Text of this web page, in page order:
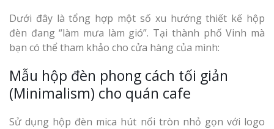
Dưới đây là tổng hợp một số xu hướng thiết kế hộp
đèn đang “làm mưa làm gió”. Tại thành phố Vinh mà
bạn có thể tham khảo cho cửa hàng của mình:
Mẫu hộp đèn phong cách tối giản
(Minimalism) cho quán cafe
Sử dụng hộp đèn mica hút nổi tròn nhỏ gọn với logo